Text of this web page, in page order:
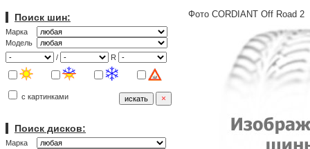
Поиск шин:
Марка
Модель
/
R
с картинками
Поиск дисков:
Марка
Фото CORDIANT Off Road 2